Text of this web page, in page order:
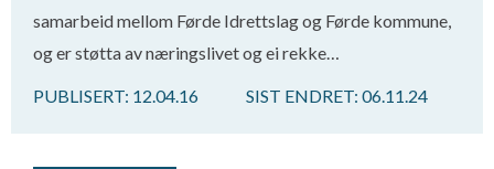
samarbeid mellom Førde Idrettslag og Førde kommune,
og er støtta av næringslivet og ei rekke…
PUBLISERT: 12.04.16 SIST ENDRET: 06.11.24